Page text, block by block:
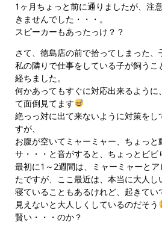
1ヶ月ちょっと前に通りましたが、注
きませんでした・・・。
スピーカーもあったっけ？？
さて、徳島店の前で拾ってしまった、
私の隣りで仕事をしている子が飼うこ
経ちました。
何かあってもすぐに対応出来るように
て面倒見てます
絶っっ対に出て来ないように対策をし
すが、
お腹が空いてミャーミャー、ちょっと
サ・・・と音がすると、ちょっとビビ
最初に1～2週間は、ミャーミャーと
たですが、ここ最近は、本当に大人し
寝ていることもあるけれど、起きてい
見えないと大人しくしているのだそう
賢い・・・のか？